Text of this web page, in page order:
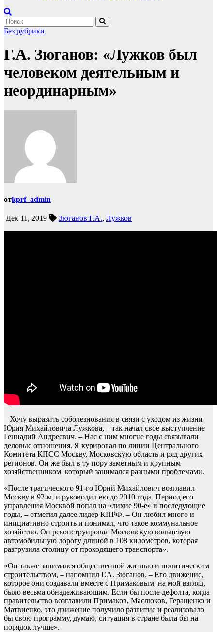
Без рубрики
Г.А. Зюганов: «Лужков был
человеком деятельным и
неординарным»
отkprf_admin
Дек 11, 2019 Зюганов Г.А., Лужков
– Хочу выразить соболезнования в связи с уходом из жизни
Юрия Михайловича Лужкова, – так начал свое выступление
Геннадий Андреевич. – Нас с ним многие годы связывали
деловые отношения. Я курировал по линии Центрального
Комитета КПСС Москву, Московскую область и ряд других
регионов. Он же был в ту пору заметным и крупным
хозяйственником, который занимался разными проблемами.
«После трагического 91-го Юрий Михайлович возглавил
Москву в 92-м, и руководил ею до 2010 года. Период его
управления Москвой попал на «лихие 90-е» и последующие
годы, – отметил далее лидер КПРФ. – Он любил много и
инициативно строить и понимал, что такое коммунальное
хозяйство. Он реконструировал Московскую кольцевую
автомобильную дорогу длиной в 108 километров, которая
разгрузила столицу от проходящего транспорта».
«Он также занимался общественной жизнью и политическим
строительством, – напомнил Г.А. Зюганов. – Его движение,
которое они создавали вместе с Примаковым, на мой взгляд,
было весьма обнадеживающим. Если бы после дефолта, когда
правительство возглавили Примаков, Маслюков, Геращенко и
Матвиенко, это движение получило развитие и реализовало
бы свою программу, думаю, ситуация в стране была бы на
порядок лучше».